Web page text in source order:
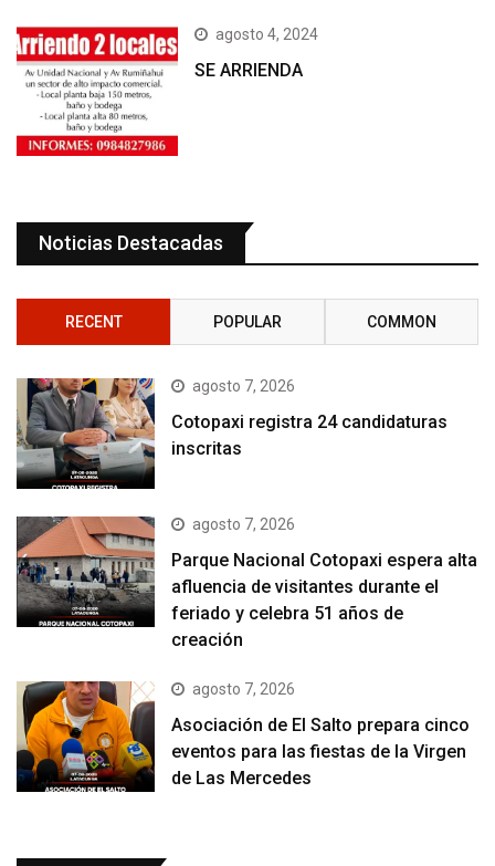
agosto 4, 2024
SE ARRIENDA
Noticias Destacadas
RECENT POPULAR COMMON
agosto 7, 2026
Cotopaxi registra 24 candidaturas
inscritas
agosto 7, 2026
Parque Nacional Cotopaxi espera alta
afluencia de visitantes durante el
feriado y celebra 51 años de
creación
agosto 7, 2026
Asociación de El Salto prepara cinco
eventos para las fiestas de la Virgen
de Las Mercedes